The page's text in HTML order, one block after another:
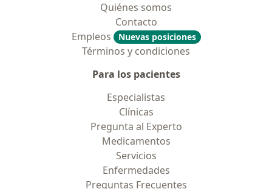
Quiénes somos
Contacto
Empleos
Nuevas posiciones
Términos y condiciones
Para los pacientes
Especialistas
Clínicas
Pregunta al Experto
Medicamentos
Servicios
Enfermedades
Preguntas Frecuentes